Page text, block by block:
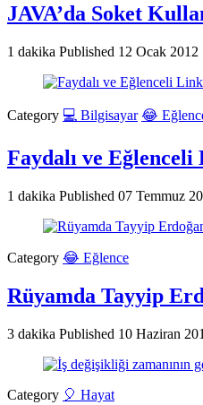
JAVA’da Soket
1 dakika Published 12 Ocak 2012
Category 💻 Bilgisayar 😂
Faydalı ve
1 dakika Published 07 Temmuz
Category 😂 Eğlence
Rüyamda Tayyip
3 dakika Published 10 Haziran
Category 🎈 Hayat